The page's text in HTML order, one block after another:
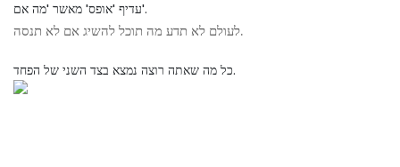
עדיף 'אופס' מאשר 'מה אם'.
לעולם לא תדע מה תוכל להשיג אם לא תנסה.
כל מה שאתה רוצה נמצא בצד השני של הפחד.